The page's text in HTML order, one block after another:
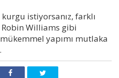
istiyorsanız, farklı
Robin Williams gibi
mükemmel yapımı mutlaka